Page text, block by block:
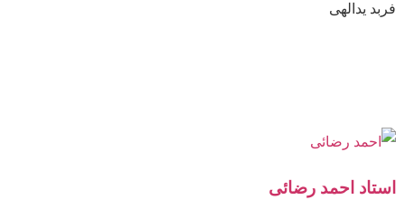
فربد یدالهی
استاد احمد رضائی